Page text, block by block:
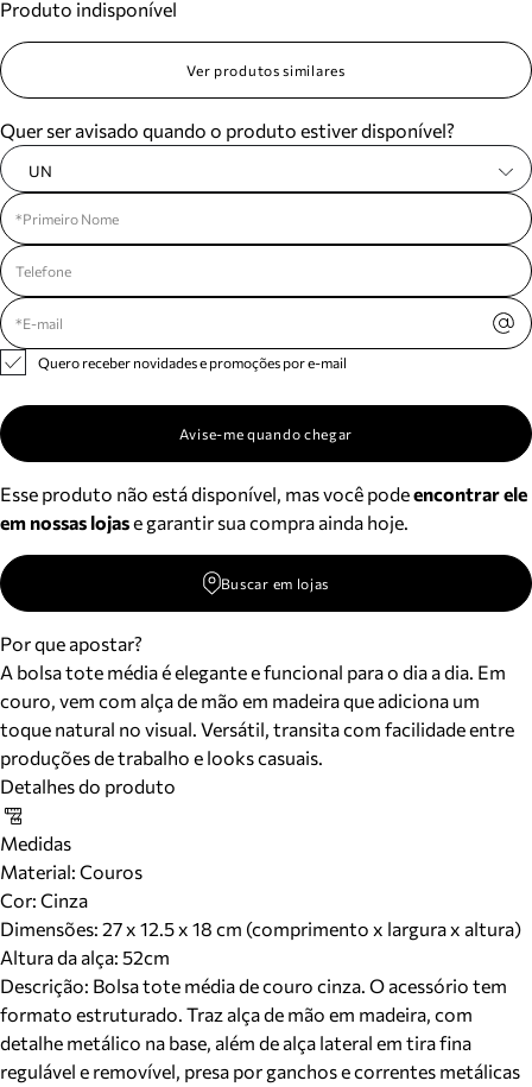
Produto indisponível
Ver produtos similares
Quer ser avisado quando o produto estiver disponível?
UN
Quero receber novidades e promoções por e-mail
Avise-me quando chegar
Esse produto não está disponível, mas você podeencontrar ele
em nossas lojase garantir sua compra ainda hoje.
Buscar em lojas
Por que apostar?
A bolsa tote média é elegante e funcional para o dia a dia. Em
couro, vem com alça de mão em madeira que adiciona um
toque natural no visual. Versátil, transita com facilidade entre
produções de trabalho e looks casuais.
Detalhes do produto
Medidas
Material: Couros
Cor: Cinza
Dimensões: 27 x 12.5 x 18 cm (comprimento x largura x altura)
Altura da alça: 52cm
Descrição: Bolsa tote média de couro cinza. O acessório tem
formato estruturado. Traz alça de mão em madeira, com
detalhe metálico na base, além de alça lateral em tira fina
regulável e removível, presa por ganchos e correntes metálicas